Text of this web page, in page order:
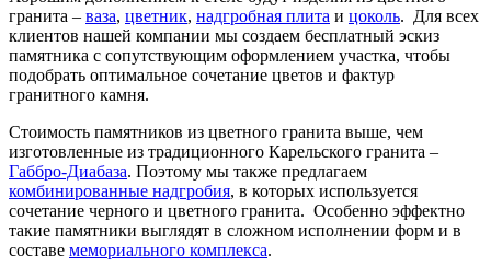
гранита – ваза, цветник, надгробная плита и цоколь. Для всех
клиентов нашей компании мы создаем бесплатный эскиз
памятника с сопутствующим оформлением участка, чтобы
подобрать оптимальное сочетание цветов и фактур
гранитного камня.
Стоимость памятников из цветного гранита выше, чем
изготовленные из традиционного Карельского гранита –
Габбро-Диабаза. Поэтому мы также предлагаем
комбинированные надгробия, в которых используется
сочетание черного и цветного гранита. Особенно эффектно
такие памятники выглядят в сложном исполнении форм и в
составе мемориального комплекса.